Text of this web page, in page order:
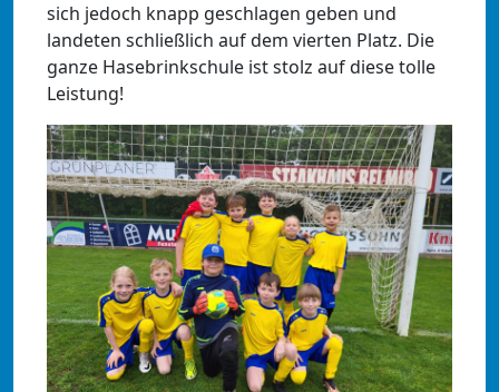
sich jedoch knapp geschlagen geben und
landeten schließlich auf dem vierten Platz. Die
ganze Hasebrinkschule ist stolz auf diese tolle
Leistung!